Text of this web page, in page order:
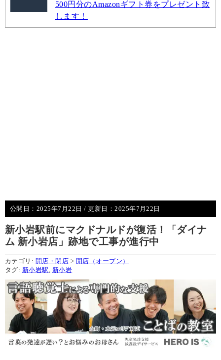
500円分のAmazonギフト券をプレゼント致
します！
公開日： 2025年7月22日 / 更新日：2025年7月22日
新小岩駅前にマクドナルドが復活！「ダイナ
ム 新小岩店」跡地で工事が進行中
カテゴリ: 開店・閉店 > 開店（オープン）
タグ: 新小岩駅 新小岩